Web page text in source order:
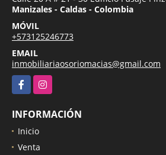
Manizales - Caldas - Colombia
MÓVIL
+573125246773
EMAIL
inmobiliariaosoriomacias@gmail.com
FacebookInstagram
INFORMACIÓN
Inicio
Venta